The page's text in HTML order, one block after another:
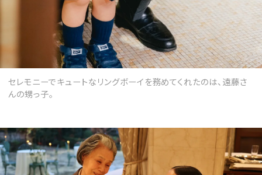
セレモニーでキュートなリングボーイを務めてくれたのは、遠藤さ
んの甥っ子。